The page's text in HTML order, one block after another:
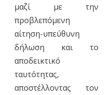
μαζί με την
προβλεπόμενη
αίτηση-υπεύθυνη
δήλωση και το
αποδεικτικό
ταυτότητας,
αποστέλλοντας τον